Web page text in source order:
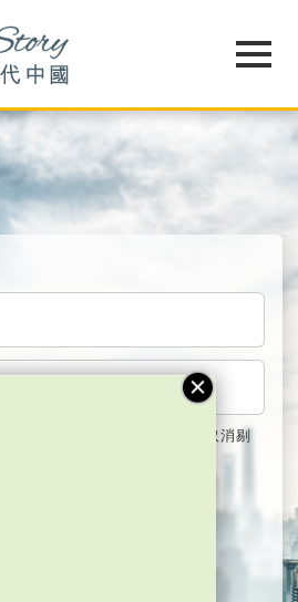
星期 (若使用共用电脑，紧记取消剔